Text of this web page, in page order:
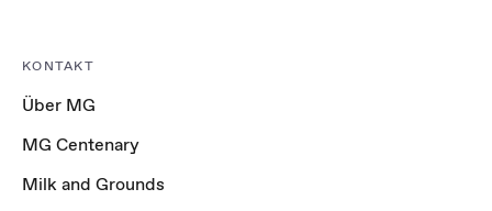
KONTAKT
Über MG
MG Centenary
Milk and Grounds